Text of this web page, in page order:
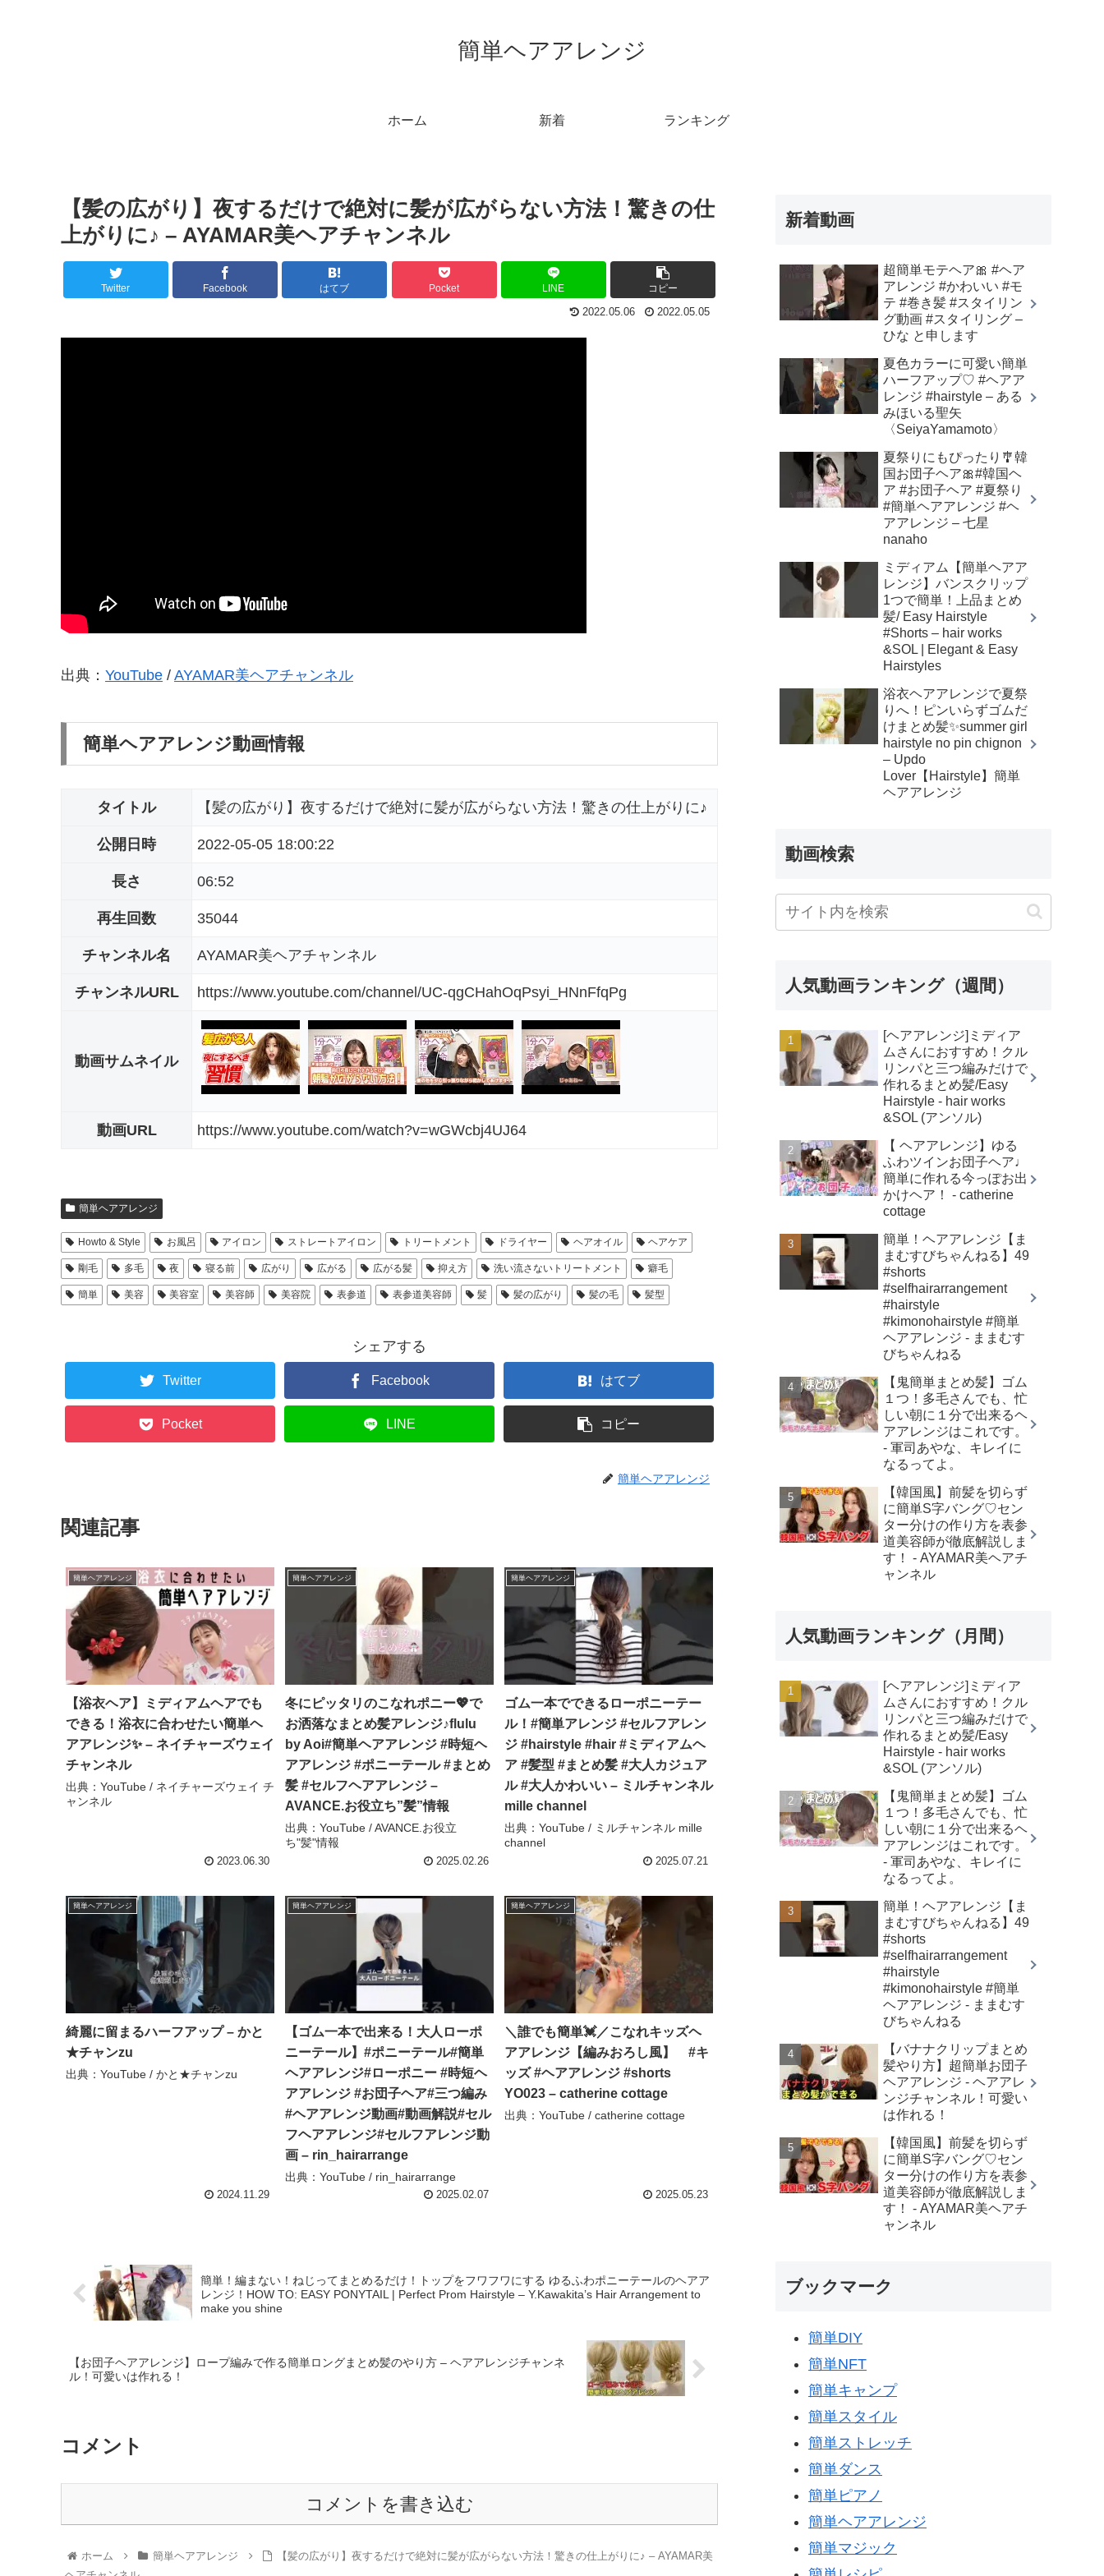
簡単ヘアアレンジ
ホーム 新着 ランキング
【髪の広がり】夜するだけで絶対に髪が広がらない方法！驚きの仕
上がりに♪ – AYAMAR美ヘアチャンネル
Twitter Facebook はてブ Pocket LINE コピー
2022.05.06 2022.05.05
出典： YouTube / AYAMAR美ヘアチャンネル
簡単ヘアアレンジ動画情報
タイトル 【髪の広がり】夜するだけで絶対に髪が広がらない方法！驚きの仕上がりに♪
公開日時 2022-05-05 18:00:22
長さ 06:52
再生回数 35044
チャンネル名 AYAMAR美ヘアチャンネル
チャンネルURL https://www.youtube.com/channel/UC-qgCHahOqPsyi_HNnFfqPg
動画サムネイル
動画URL https://www.youtube.com/watch?v=wGWcbj4UJ64
簡単ヘアアレンジ
Howto & Style お風呂 アイロン ストレートアイロン トリートメント ドライヤー ヘアオイル ヘアケア
剛毛 多毛 夜 寝る前 広がり 広がる 広がる髪 抑え方 洗い流さないトリートメント 癖毛
簡単 美容 美容室 美容師 美容院 表参道 表参道美容師 髪 髪の広がり 髪の毛 髪型
シェアする
Twitter Facebook はてブ
Pocket LINE コピー
簡単ヘアアレンジ
関連記事
簡単ヘアアレンジ
【浴衣ヘア】ミディアムヘアでも
できる！浴衣に合わせたい簡単ヘ
アアレンジ✨ – ネイチャーズウェイ
チャンネル
出典：YouTube / ネイチャーズウェイ チ
ャンネル
2023.06.30
簡単ヘアアレンジ
冬にピッタリのこなれポニー💖で
お洒落なまとめ髪アレンジ♪flulu
by Aoi#簡単ヘアアレンジ #時短ヘ
アアレンジ #ポニーテール #まとめ
髪 #セルフヘアアレンジ –
AVANCE.お役立ち”髪”情報
出典：YouTube / AVANCE.お役立
ち"髪"情報
2025.02.26
簡単ヘアアレンジ
ゴム一本でできるローポニーテー
ル！#簡単アレンジ #セルフアレン
ジ #hairstyle #hair #ミディアムヘ
ア #髪型 #まとめ髪 #大人カジュア
ル #大人かわいい – ミルチャンネル
mille channel
出典：YouTube / ミルチャンネル mille
channel
2025.07.21
簡単ヘアアレンジ
綺麗に留まるハーフアップ – かと
★チャンzu
出典：YouTube / かと★チャンzu
2024.11.29
簡単ヘアアレンジ
【ゴム一本で出来る！大人ローポ
ニーテール】#ポニーテール#簡単
ヘアアレンジ#ローポニー #時短ヘ
アアレンジ #お団子ヘア#三つ編み
#ヘアアレンジ動画#動画解説#セル
フヘアアレンジ#セルフアレンジ動
画 – rin_hairarrange
出典：YouTube / rin_hairarrange
2025.02.07
簡単ヘアアレンジ
＼誰でも簡単💓／こなれキッズヘ
アアレンジ【編みおろし風】 #キ
ッズ #ヘアアレンジ #shorts
YO023 – catherine cottage
出典：YouTube / catherine cottage
2025.05.23
簡単！編まない！ねじってまとめるだけ！トップをフワフワにする ゆるふわポニーテールのヘアア
レンジ！HOW TO: EASY PONYTAIL | Perfect Prom Hairstyle – Y.Kawakita’s Hair Arrangement to
make you shine
【お団子ヘアアレンジ】ロープ編みで作る簡単ロングまとめ髪のやり方 – ヘアアレンジチャンネ
ル！可愛いは作れる！
コメント
コメントを書き込む
ホーム 簡単ヘアアレンジ
【髪の広がり】夜するだけで絶対に髪が広がらない方法！驚きの仕上がりに♪ – AYAMAR美
新着動画
超簡単モテヘア🎀 #ヘア
アレンジ #かわいい #モ
テ #巻き髪 #スタイリン
グ動画 #スタイリング –
ひな と申します
夏色カラーに可愛い簡単
ハーフアップ♡ #ヘアア
レンジ #hairstyle – ある
みほいる聖矢
〈SeiyaYamamoto〉
夏祭りにもぴったり🎐韓
国お団子ヘア🎀#韓国ヘ
ア #お団子ヘア #夏祭り
#簡単ヘアアレンジ #ヘ
アアレンジ – 七星
nanaho
ミディアム【簡単ヘアア
レンジ】バンスクリップ
1つで簡単！上品まとめ
髪/ Easy Hairstyle
#Shorts – hair works
&SOL | Elegant & Easy
Hairstyles
浴衣ヘアアレンジで夏祭
りへ！ピンいらずゴムだ
けまとめ髪✨summer girl
hairstyle no pin chignon
– Updo
Lover【Hairstyle】簡単
ヘアアレンジ
動画検索
人気動画ランキング（週間）
[ヘアアレンジ]ミディア
ムさんにおすすめ！クル
リンパと三つ編みだけで
作れるまとめ髪/Easy
Hairstyle - hair works
&SOL (アンソル)
【 ヘアアレンジ】ゆる
ふわツインお団子ヘア♩
簡単に作れる今っぽお出
かけヘア！ - catherine
cottage
簡単！ヘアアレンジ【ま
まむすびちゃんねる】49
#shorts
#selfhairarrangement
#hairstyle
#kimonohairstyle #簡単
ヘアアレンジ - ままむす
びちゃんねる
【鬼簡単まとめ髪】ゴム
１つ！多毛さんでも、忙
しい朝に１分で出来るヘ
アアレンジはこれです。
- 軍司あやな、キレイに
なるってよ。
【韓国風】前髪を切らず
に簡単S字バング♡セン
ター分けの作り方を表参
道美容師が徹底解説しま
す！ - AYAMAR美ヘアチ
ャンネル
人気動画ランキング（月間）
[ヘアアレンジ]ミディア
ムさんにおすすめ！クル
リンパと三つ編みだけで
作れるまとめ髪/Easy
Hairstyle - hair works
&SOL (アンソル)
【鬼簡単まとめ髪】ゴム
１つ！多毛さんでも、忙
しい朝に１分で出来るヘ
アアレンジはこれです。
- 軍司あやな、キレイに
なるってよ。
簡単！ヘアアレンジ【ま
まむすびちゃんねる】49
#shorts
#selfhairarrangement
#hairstyle
#kimonohairstyle #簡単
ヘアアレンジ - ままむす
びちゃんねる
【バナナクリップまとめ
髪やり方】超簡単お団子
ヘアアレンジ - ヘアアレ
ンジチャンネル！可愛い
は作れる！
【韓国風】前髪を切らず
に簡単S字バング♡セン
ター分けの作り方を表参
道美容師が徹底解説しま
す！ - AYAMAR美ヘアチ
ャンネル
ブックマーク
簡単DIY
簡単NFT
簡単キャンプ
簡単スタイル
簡単ストレッチ
簡単ダンス
簡単ピアノ
簡単ヘアアレンジ
簡単マジック